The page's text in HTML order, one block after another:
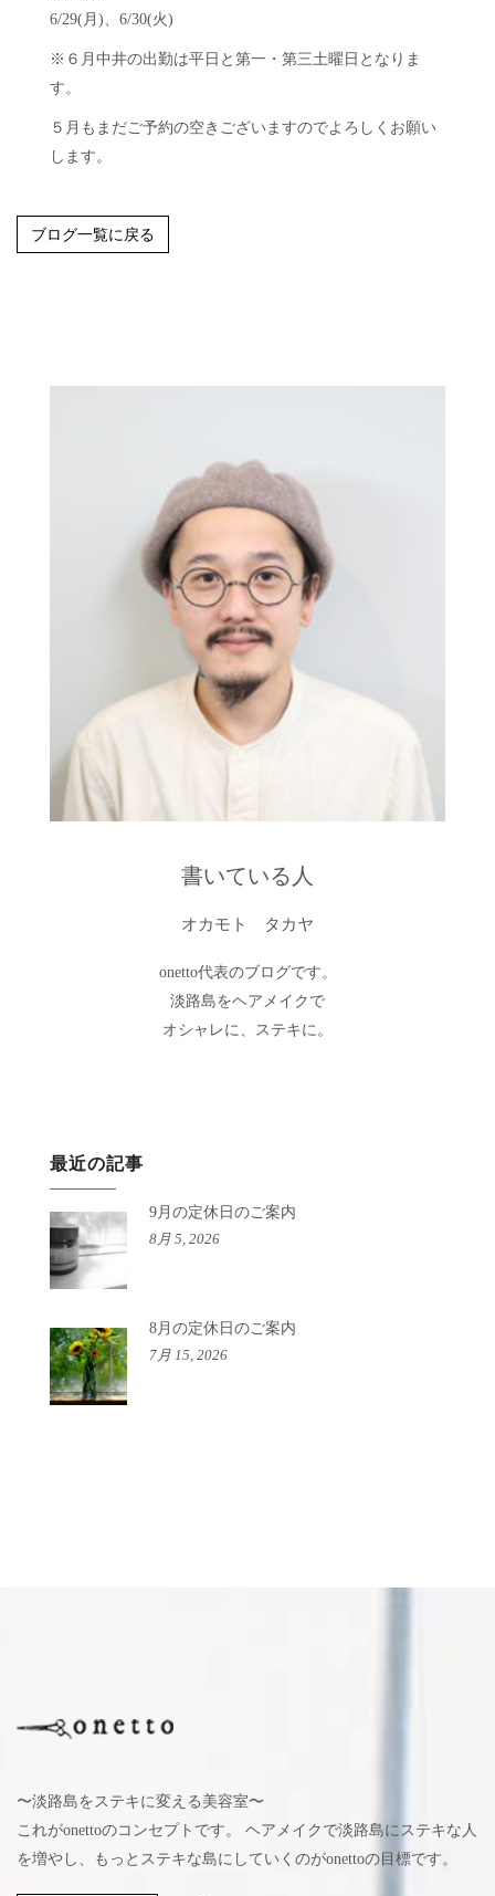
6/29(月)、6/30(火)
※６月中井の出勤は平日と第一・第三土曜日となりま
す。
５月もまだご予約の空きございますのでよろしくお願い
します。
ブログ一覧に戻る
書いている人
オカモト タカヤ
onetto代表のブログです。
淡路島をヘアメイクで
オシャレに、ステキに。
最近の記事
9月の定休日のご案内
8月 5, 2026
8月の定休日のご案内
7月 15, 2026
〜淡路島をステキに変える美容室〜
これがonettoのコンセプトです。 ヘアメイクで淡路島にステキな人
を増やし、もっとステキな島にしていくのがonettoの目標です。